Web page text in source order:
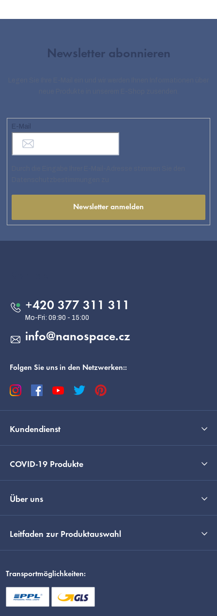
Newsletter abonnieren
E-Mail
Newsletter anmelden
info@nanospace.cz
+420 377 311 311
Folgen Sie uns in den Netzwerken::
Kundendienst
COVID-19 Produkte
Über uns
Leitfaden zur Produktauswahl
Transportmöglichkeiten: